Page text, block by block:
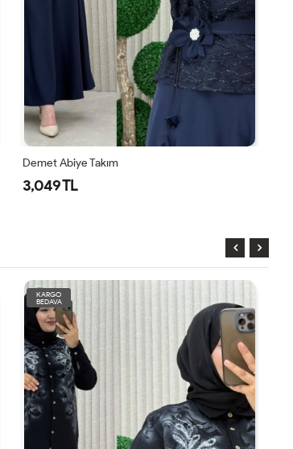
Demet Abiye Takım
3,049 TL
KARGO
BEDAVA